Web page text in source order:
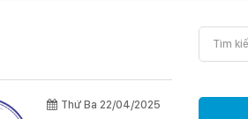
Thứ Ba 22/04/2025